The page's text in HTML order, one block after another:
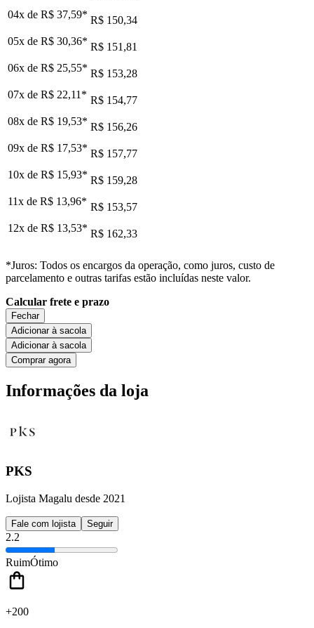
04x de R$ 37,59* R$ 150,34
05x de R$ 30,36* R$ 151,81
06x de R$ 25,55* R$ 153,28
07x de R$ 22,11 * R$ 154,77
08x de R$ 19,53* R$ 156,26
09x de R$ 17,53* R$ 157,77
10x de R$ 15,93* R$ 159,28
11x de R$ 13,96* R$ 153,57
12x de R$ 13,53* R$ 162,33
*Juros: Todos os encargos da operação, como juros, custo de
parcelamento e outras tarifas estão incluídas neste valor.
Calcular frete e prazo
Fechar
Adicionar à sacola
Adicionar à sacola
Comprar agora
Informações da loja
PKS
Lojista Magalu desde 2021
Fale com lojista Seguir
2.2
RuimÓtimo
+200